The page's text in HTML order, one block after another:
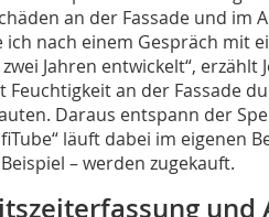
an der Fassade und im
ich nach einem Gespräch mit
Jahren entwickelt“, erzählt
Feuchtigkeit an der Fassade
Daraus entspann der
läuft dabei im eigenen
– werden zugekauft.
und